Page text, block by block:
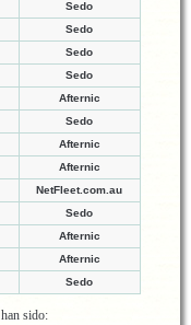
Sedo
Sedo
Sedo
Sedo
Afternic
Sedo
Afternic
Afternic
NetFleet.com.au
Sedo
Afternic
Afternic
Sedo
han sido: